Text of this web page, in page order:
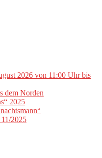
2026 von 11:00 Uhr bis
dem Norden
2025
2025